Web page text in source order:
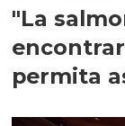
"La
permita